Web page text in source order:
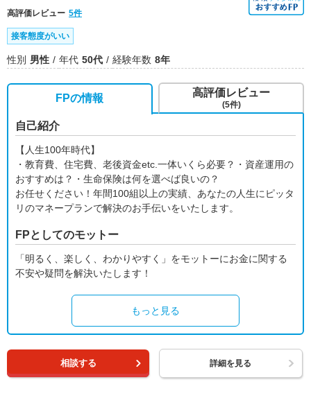
高評価レビュー 5件
接客態度がいい
性別 男性 年代 50代 経験年数 8年
FPの情報
自己紹介
【人生100年時代】
・教育費、住宅費、老後資金etc.一体いくら必要？・資産運用の
おすすめは？・生命保険は何を選べば良いの？
お任せください！年間100組以上の実績、あなたの人生にピッタ
リのマネープランで解決のお手伝いをいたします。
FPとしてのモットー
「明るく、楽しく、わかりやすく」をモットーにお金に関する
不安や疑問を解決いたします！
もっと見る
高評価レビュー
(5件)
相談する 詳細を見る